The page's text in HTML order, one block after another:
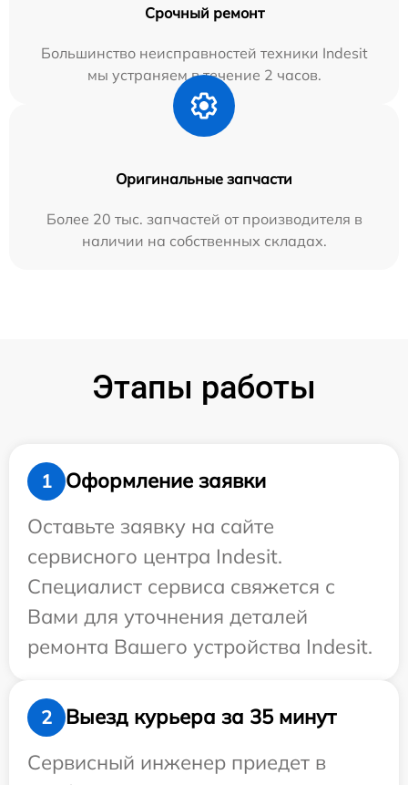
Срочный ремонт
Большинство неисправностей техники Indesit
мы устраняем в течение 2 часов.
Оригинальные запчасти
Более 20 тыс. запчастей от производителя в
наличии на собственных складах.
Этапы работы
1
Оформление заявки
Оставьте заявку на сайте
сервисного центра Indesit.
Специалист сервиса свяжется с
Вами для уточнения деталей
ремонта Вашего устройства Indesit.
2
Выезд курьера за 35 минут
Сервисный инженер приедет в